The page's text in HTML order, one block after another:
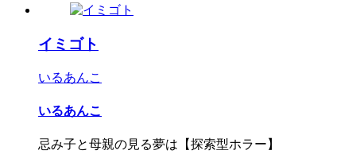
イミゴト
いるあんこ
いるあんこ
忌み子と母親の見る夢は【探索型ホラー】